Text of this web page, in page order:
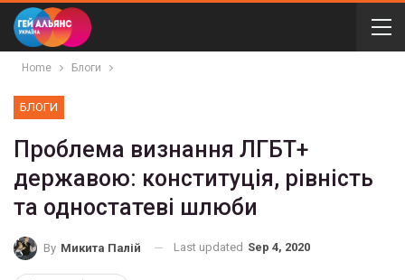
Home Блоги
БЛОГИ
Проблема визнання ЛГБТ+
державою: конституція, рівність
та одностатеві шлюби
By Микита Палій Last updated Sep 4, 2020